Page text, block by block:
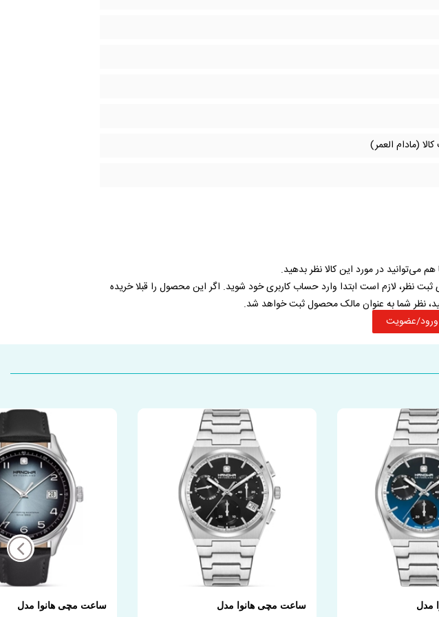
(مادام العمر)
هم می‌توانید در مورد این کالا نظر بدهید.
ثبت نظر، لازم است ابتدا وارد حساب کاربری خود شوید. اگر این محصول را قبلا خریده
نظر شما به عنوان مالک محصول ثبت خواهد شد.
ورود/عضویت
مدل
ساعت مچی هانوا مدل
ساعت مچی هانوا مدل